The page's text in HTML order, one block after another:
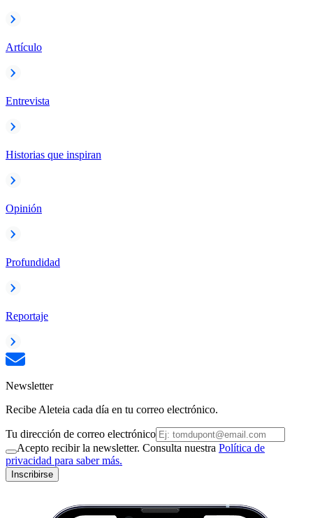
Artículo
Entrevista
Historias que inspiran
Opinión
Profundidad
Reportaje
Newsletter
Recibe Aleteia cada día en tu correo electrónico.
Tu dirección de correo electrónico
Acepto recibir la newsletter. Consulta nuestra Política de
privacidad para saber más.
Inscribirse